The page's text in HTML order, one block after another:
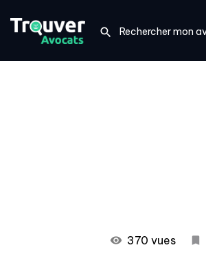
370 vues